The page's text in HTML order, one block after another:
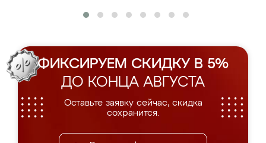
ФИКСИРУЕМ СКИДКУ В 5%
ДО КОНЦА АВГУСТА
Оставьте заявку сейчас, скидка
сохранится.